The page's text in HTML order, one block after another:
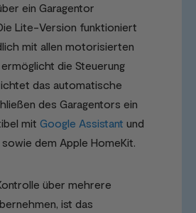
ein Garagentor
Lite-Version funktioniert
mit allen motorisierten
die Steuerung
das automatische
des Garagentors ein
mit Google Assistant und
dem Apple HomeKit.
über mehrere
ist das